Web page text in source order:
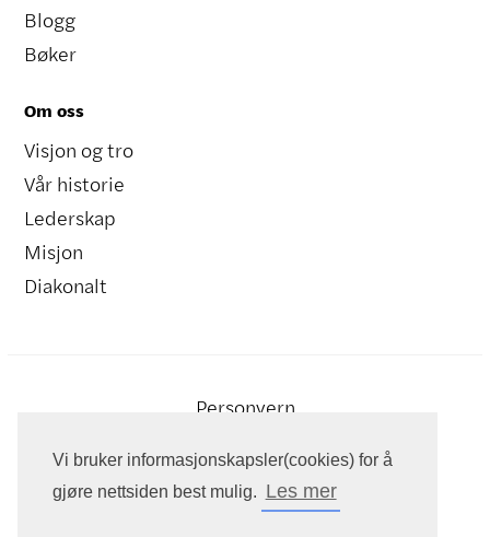
Vi bruker informasjonskapsler(cookies) for å
gjøre nettsiden best mulig. Les mer
Blogg
Bøker
Om oss
Visjon og tro
Vår historie
Lederskap
Misjon
Diakonalt
Personvern